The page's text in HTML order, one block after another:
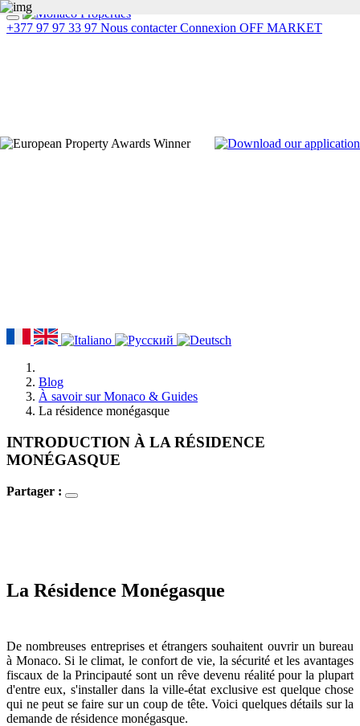
+377 97 97 33 97 Nous contacter Connexion OFF MARKET
Blog
À savoir sur Monaco & Guides
La résidence monégasque
INTRODUCTION À LA RÉSIDENCE
MONÉGASQUE
Partager :
La Résidence Monégasque
De nombreuses entreprises et étrangers souhaitent ouvrir un bureau
à Monaco. Si le climat, le confort de vie, la sécurité et les avantages
fiscaux de la Principauté sont un rêve devenu réalité pour la plupart
d'entre eux, s'installer dans la ville-état exclusive est quelque chose
qui ne peut se faire sur un coup de tête. Voici quelques détails sur la
demande de résidence monégasque.